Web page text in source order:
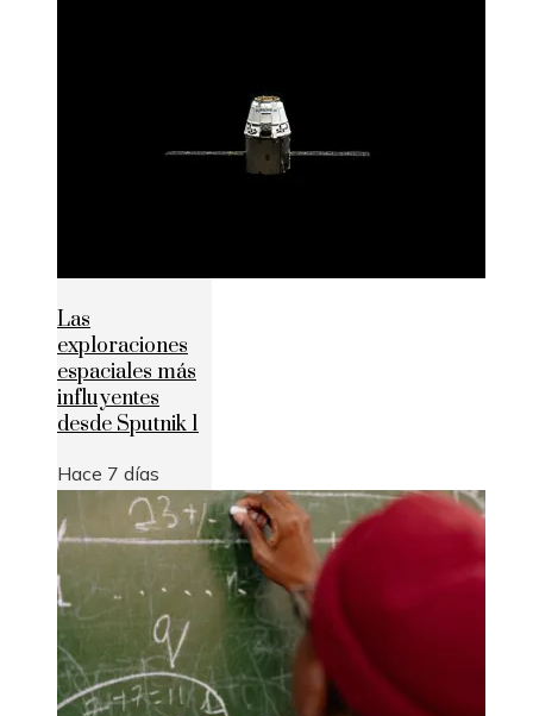
Las
exploraciones
espaciales más
influyentes
desde Sputnik 1
Hace 7 días